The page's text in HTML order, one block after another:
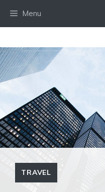
Menu
TRAVEL